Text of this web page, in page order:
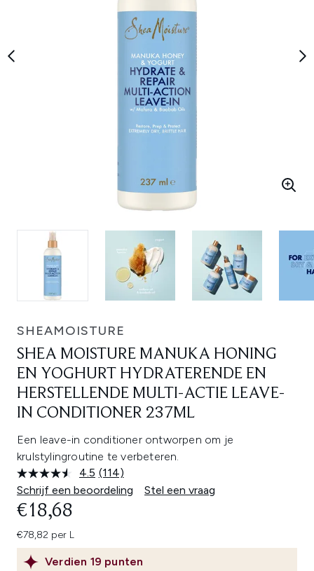
SHEAMOISTURE
SHEA MOISTURE MANUKA HONING
EN YOGHURT HYDRATERENDE EN
HERSTELLENDE MULTI-ACTIE LEAVE-
IN CONDITIONER 237ML
Een leave-in conditioner ontworpen om je
krulstylingroutine te verbeteren.
4.5 Lees
114
beoordelingen.
(114)
Schrijf een beoordeling
Stel een vraag
Verdien 19 punten
€18,68
€78,82 per L